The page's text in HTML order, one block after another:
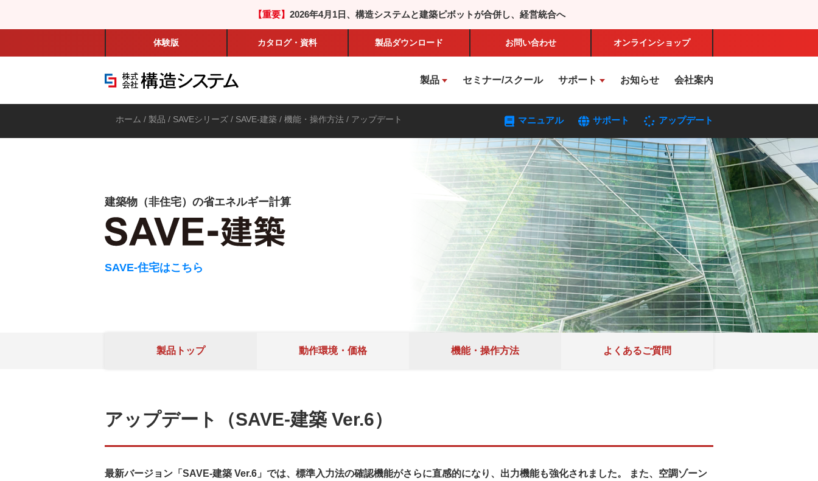
【重要】 2026年4月1日、構造システムと建築ピボットが合併し、経営統合へ
体験版 カタログ・資料 製品ダウンロード お問い合わせ オンラインショップ
製品 セミナー/スクール サポート お知らせ 会社案内
ホーム / 製品 / SAVEシリーズ / SAVE-建築 / 機能・操作方法 / アップデート マニュアル サポート アップデート
建築物（非住宅）の省エネルギー計算
SAVE-住宅はこちら
製品トップ 動作環境・価格 機能・操作方法 よくあるご質問
アップデート（SAVE-建築 Ver.6）
最新バージョン「SAVE-建築 Ver.6」では、標準入力法の確認機能がさらに直感的になり、出力機能も強化されました。 また、空調ゾーン